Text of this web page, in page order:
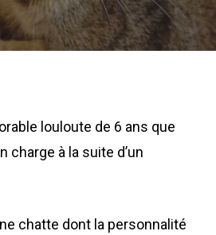
louloute de 6 ans que
charge à la suite d’un
chatte dont la personnalité